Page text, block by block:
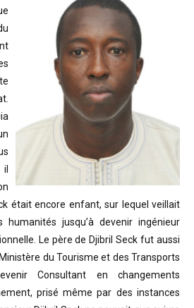
était encore enfant, sur lequel veillait
jusqu’à devenir ingénieur
Le père de Djibril Seck fut aussi
du Tourisme et des Transports
Consultant en changements
prisé même par des instances